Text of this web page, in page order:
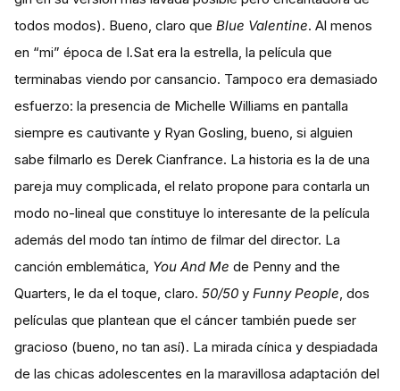
todos modos). Bueno, claro que Blue Valentine. Al menos
en “mi” época de I.Sat era la estrella, la película que
terminabas viendo por cansancio. Tampoco era demasiado
esfuerzo: la presencia de Michelle Williams en pantalla
siempre es cautivante y Ryan Gosling, bueno, si alguien
sabe filmarlo es Derek Cianfrance. La historia es la de una
pareja muy complicada, el relato propone para contarla un
modo no-lineal que constituye lo interesante de la película
además del modo tan íntimo de filmar del director. La
canción emblemática, You And Me de Penny and the
Quarters, le da el toque, claro. 50/50 y Funny People, dos
películas que plantean que el cáncer también puede ser
gracioso (bueno, no tan así). La mirada cínica y despiadada
de las chicas adolescentes en la maravillosa adaptación del